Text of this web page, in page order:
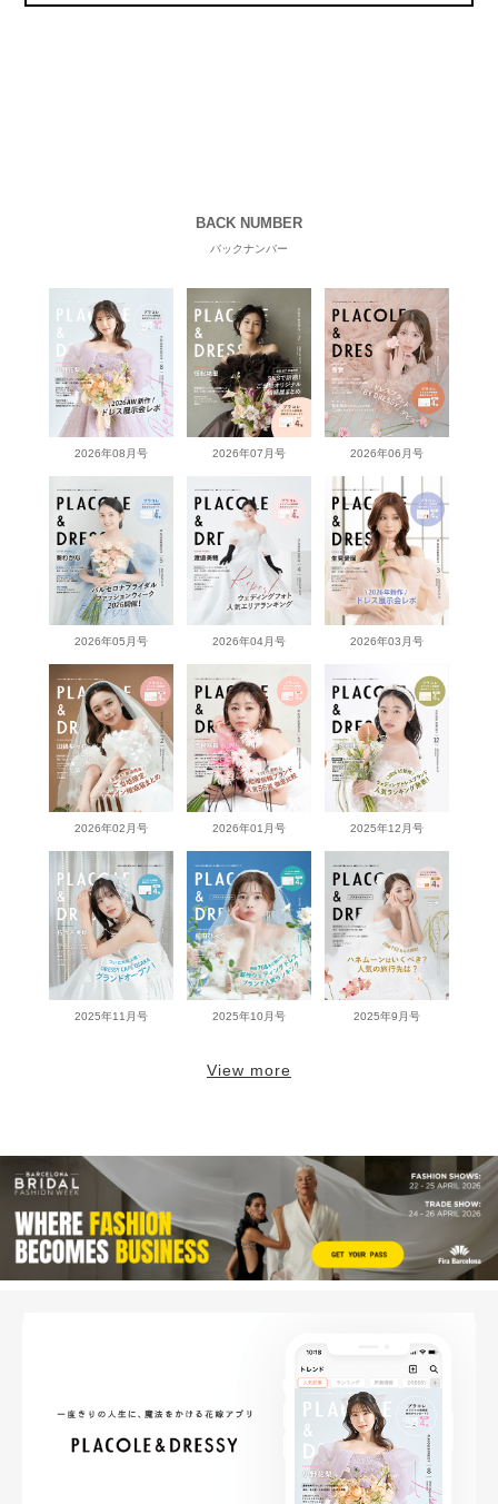
BACK NUMBER
バックナンバー
2026年08月号 2026年07月号 2026年06月号
2026年05月号 2026年04月号 2026年03月号
2026年02月号 2026年01月号 2025年12月号
2025年11月号 2025年10月号 2025年9月号
View more